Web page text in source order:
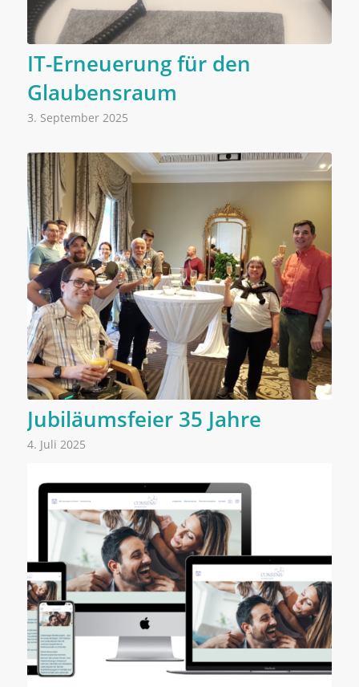
IT-Erneuerung für den
Glaubensraum
3. September 2025
Jubiläumsfeier 35 Jahre
4. Juli 2025